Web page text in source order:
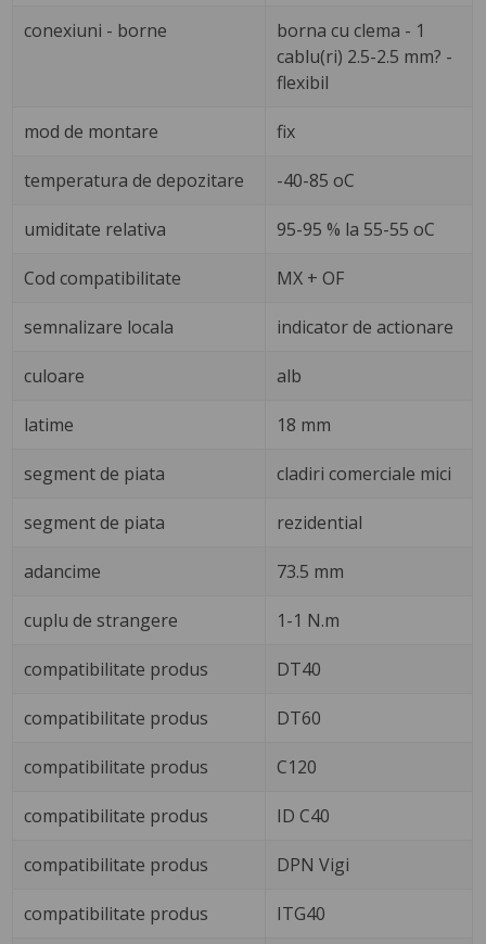
conexiuni - borne
borna cu clema - 1
cablu(ri) 2.5-2.5 mm? -
flexibil
mod de montare fix
temperatura de depozitare -40-85 oC
umiditate relativa 95-95 % la 55-55 oC
Cod compatibilitate MX + OF
semnalizare locala indicator de actionare
culoare alb
latime 18 mm
segment de piata cladiri comerciale mici
segment de piata rezidential
adancime 73.5 mm
cuplu de strangere 1-1 N.m
compatibilitate produs DT40
compatibilitate produs DT60
compatibilitate produs C120
compatibilitate produs ID C40
compatibilitate produs DPN Vigi
compatibilitate produs ITG40